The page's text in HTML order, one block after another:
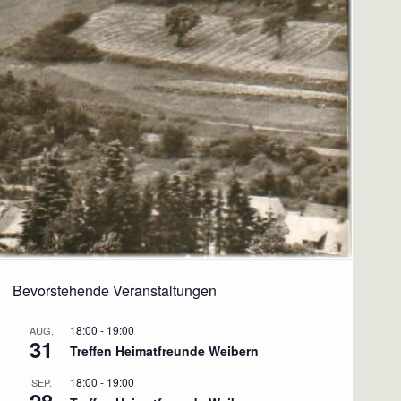
Bevorstehende Veranstaltungen
AUG.
31
18:00 - 19:00
Treffen Heimatfreunde Weibern
SEP. 18:00 - 19:00